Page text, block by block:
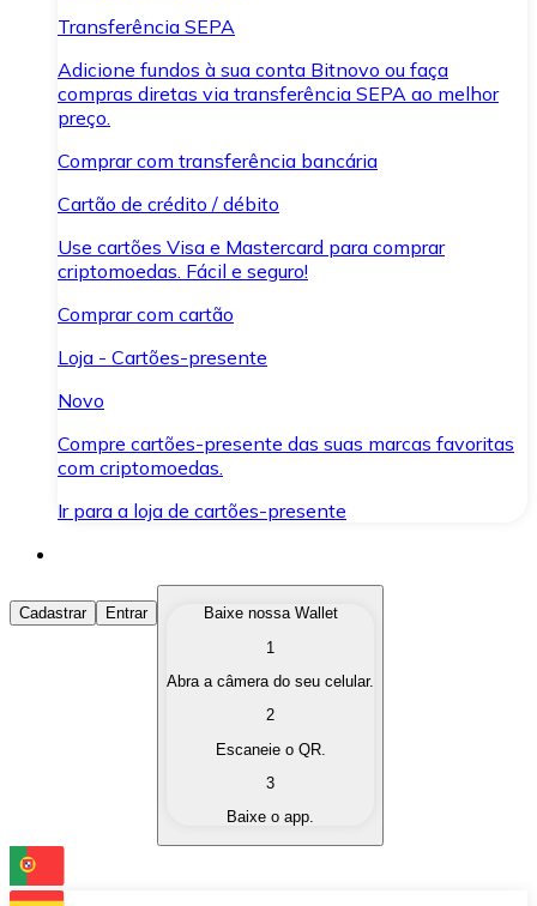
Transferência SEPA
Adicione fundos à sua conta Bitnovo ou faça
compras diretas via transferência SEPA ao melhor
preço.
Comprar com transferência bancária
Cartão de crédito / débito
Use cartões Visa e Mastercard para comprar
criptomoedas. Fácil e seguro!
Comprar com cartão
Loja - Cartões-presente
Novo
Compre cartões-presente das suas marcas favoritas
com criptomoedas.
Ir para a loja de cartões-presente
Comprar Criptomoedas
Compre as criptomoedas de seu interesse de forma
Converta suas criptomoedas em moeda fiduciária
Troque uma criptomoeda por outra
Cadastrar Entrar
Baixe nossa Wallet
1
Abra a câmera do seu celular.
2
Escaneie o QR.
3
Baixe o app.